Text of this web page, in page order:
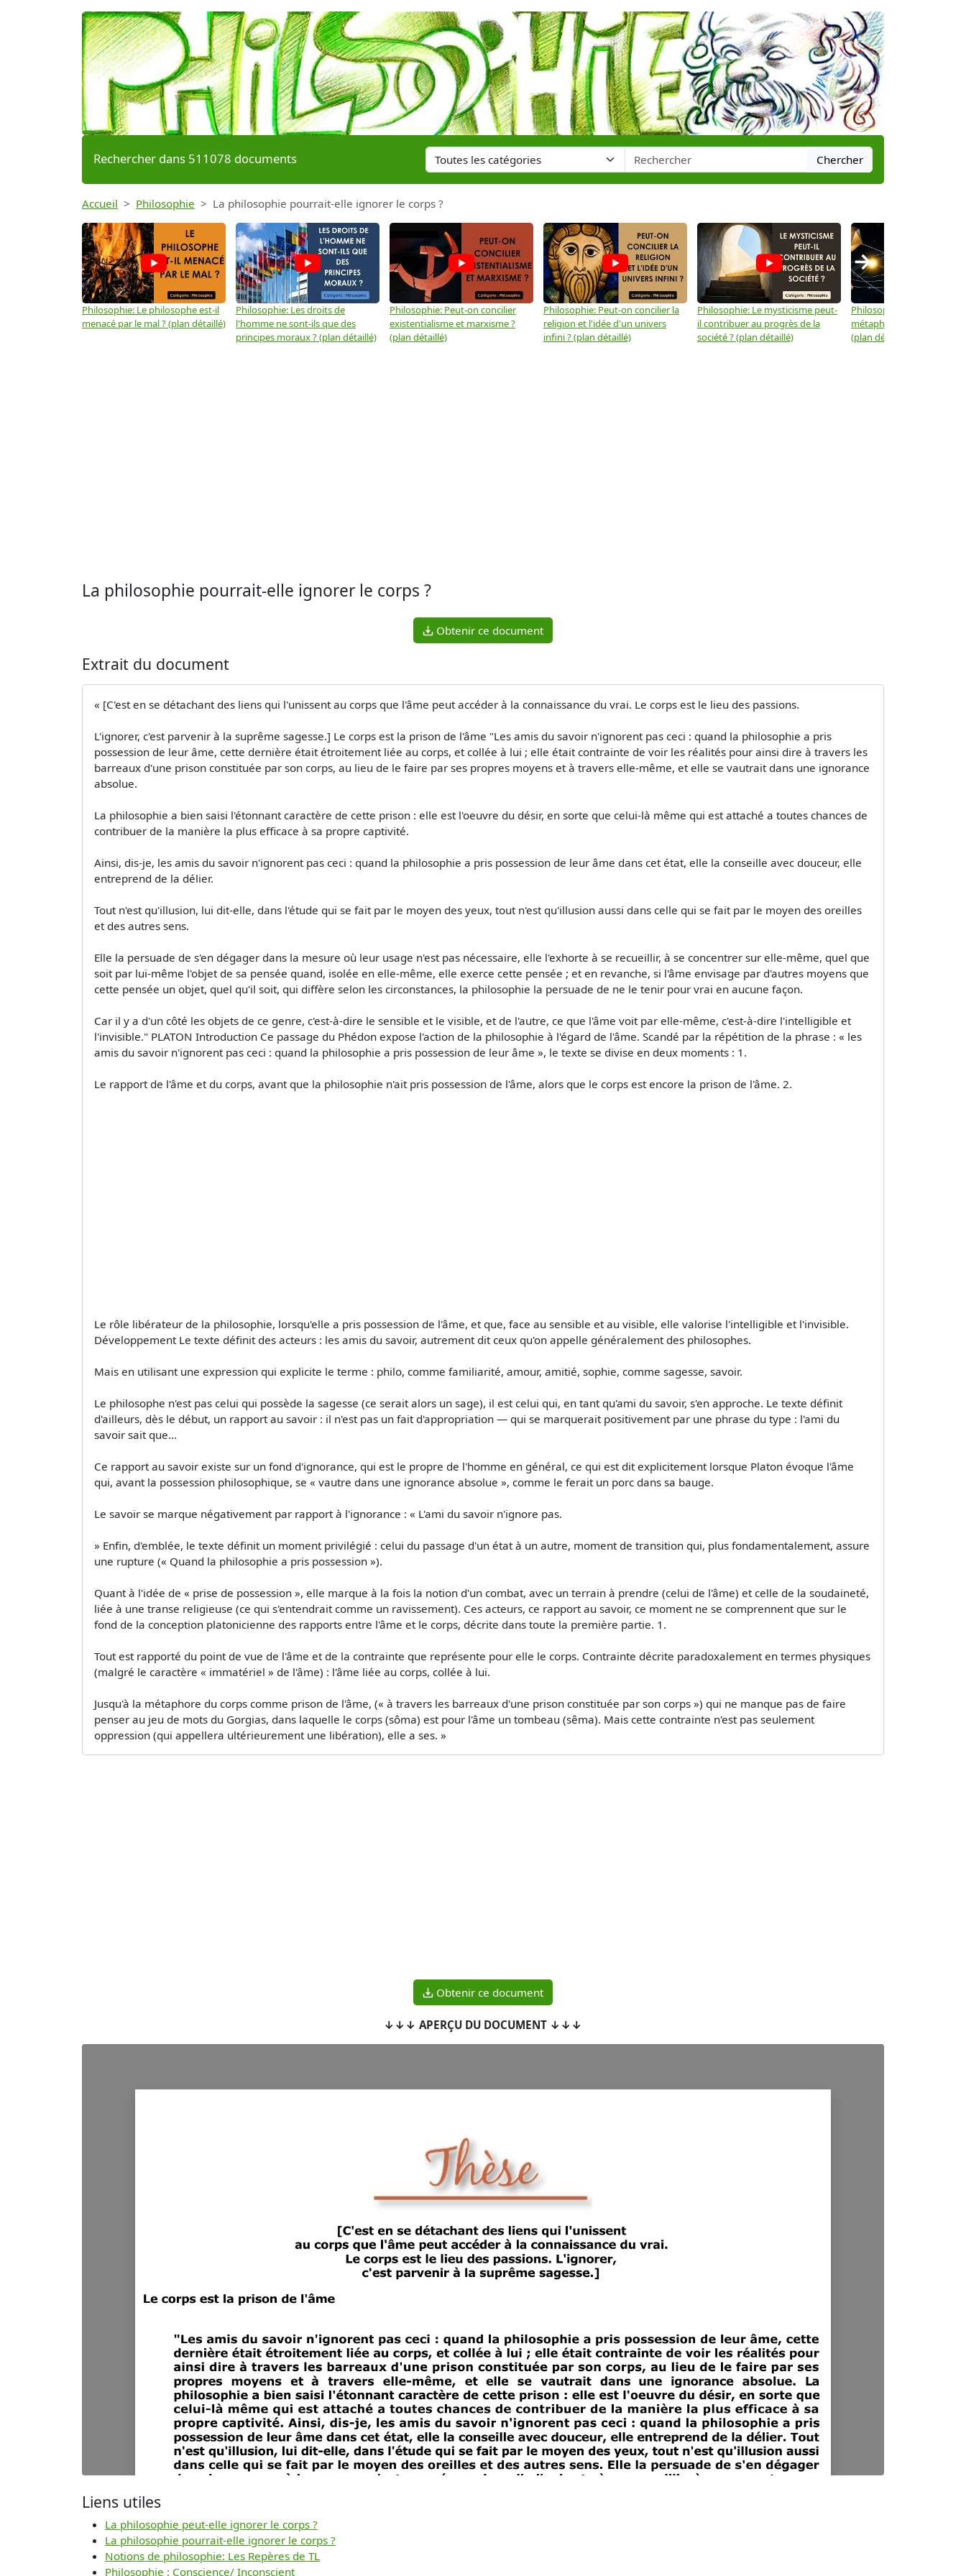
Rechercher dans 511078 documents Chercher
Accueil Philosophie La philosophie pourrait-elle ignorer le corps ?
Philosophie: Le philosophe est-il
menacé par le mal ? (plan détaillé)
Philosophie: Les droits de
l'homme ne sont-ils que des
principes moraux ? (plan détaillé)
Philosophie: Peut-on concilier
existentialisme et marxisme ?
(plan détaillé)
Philosophie: Peut-on concilier la
religion et l'idée d'un univers
infini ? (plan détaillé)
Philosophie: Le mysticisme peut-
il contribuer au progrès de la
société ? (plan détaillé)
Philosophie: Peut-on lier la
métaphysique à la
(plan détaillé)
→
La philosophie pourrait-elle ignorer le corps ?
Obtenir ce document
Extrait du document
« [C'est en se détachant des liens qui l'unissent au corps que l'âme peut accéder à la connaissance du vrai. Le corps est le lieu des passions.
L'ignorer, c'est parvenir à la suprême sagesse.] Le corps est la prison de l'âme "Les amis du savoir n'ignorent pas ceci : quand la philosophie a pris
possession de leur âme, cette dernière était étroitement liée au corps, et collée à lui ; elle était contrainte de voir les réalités pour ainsi dire à travers les
barreaux d'une prison constituée par son corps, au lieu de le faire par ses propres moyens et à travers elle-même, et elle se vautrait dans une ignorance
absolue.
La philosophie a bien saisi l'étonnant caractère de cette prison : elle est l'oeuvre du désir, en sorte que celui-là même qui est attaché a toutes chances de
contribuer de la manière la plus efficace à sa propre captivité.
Ainsi, dis-je, les amis du savoir n'ignorent pas ceci : quand la philosophie a pris possession de leur âme dans cet état, elle la conseille avec douceur, elle
entreprend de la délier.
Tout n'est qu'illusion, lui dit-elle, dans l'étude qui se fait par le moyen des yeux, tout n'est qu'illusion aussi dans celle qui se fait par le moyen des oreilles
et des autres sens.
Elle la persuade de s'en dégager dans la mesure où leur usage n'est pas nécessaire, elle l'exhorte à se recueillir, à se concentrer sur elle-même, quel que
soit par lui-même l'objet de sa pensée quand, isolée en elle-même, elle exerce cette pensée ; et en revanche, si l'âme envisage par d'autres moyens que
cette pensée un objet, quel qu'il soit, qui diffère selon les circonstances, la philosophie la persuade de ne le tenir pour vrai en aucune façon.
Car il y a d'un côté les objets de ce genre, c'est-à-dire le sensible et le visible, et de l'autre, ce que l'âme voit par elle-même, c'est-à-dire l'intelligible et
l'invisible." PLATON Introduction Ce passage du Phédon expose l'action de la philosophie à l'égard de l'âme. Scandé par la répétition de la phrase : « les
amis du savoir n'ignorent pas ceci : quand la philosophie a pris possession de leur âme », le texte se divise en deux moments : 1.
Le rapport de l'âme et du corps, avant que la philosophie n'ait pris possession de l'âme, alors que le corps est encore la prison de l'âme. 2.
Le rôle libérateur de la philosophie, lorsqu'elle a pris possession de l'âme, et que, face au sensible et au visible, elle valorise l'intelligible et l'invisible.
Développement Le texte définit des acteurs : les amis du savoir, autrement dit ceux qu'on appelle généralement des philosophes.
Mais en utilisant une expression qui explicite le terme : philo, comme familiarité, amour, amitié, sophie, comme sagesse, savoir.
Le philosophe n'est pas celui qui possède la sagesse (ce serait alors un sage), il est celui qui, en tant qu'ami du savoir, s'en approche. Le texte définit
d'ailleurs, dès le début, un rapport au savoir : il n'est pas un fait d'appropriation — qui se marquerait positivement par une phrase du type : l'ami du
savoir sait que...
Ce rapport au savoir existe sur un fond d'ignorance, qui est le propre de l'homme en général, ce qui est dit explicitement lorsque Platon évoque l'âme
qui, avant la possession philosophique, se « vautre dans une ignorance absolue », comme le ferait un porc dans sa bauge.
Le savoir se marque négativement par rapport à l'ignorance : « L'ami du savoir n'ignore pas.
» Enfin, d'emblée, le texte définit un moment privilégié : celui du passage d'un état à un autre, moment de transition qui, plus fondamentalement, assure
une rupture (« Quand la philosophie a pris possession »).
Quant à l'idée de « prise de possession », elle marque à la fois la notion d'un combat, avec un terrain à prendre (celui de l'âme) et celle de la soudaineté,
liée à une transe religieuse (ce qui s'entendrait comme un ravissement). Ces acteurs, ce rapport au savoir, ce moment ne se comprennent que sur le
fond de la conception platonicienne des rapports entre l'âme et le corps, décrite dans toute la première partie. 1.
Tout est rapporté du point de vue de l'âme et de la contrainte que représente pour elle le corps. Contrainte décrite paradoxalement en termes physiques
(malgré le caractère « immatériel » de l'âme) : l'âme liée au corps, collée à lui.
Jusqu'à la métaphore du corps comme prison de l'âme, (« à travers les barreaux d'une prison constituée par son corps ») qui ne manque pas de faire
penser au jeu de mots du Gorgias, dans laquelle le corps (sôma) est pour l'âme un tombeau (sêma). Mais cette contrainte n'est pas seulement
oppression (qui appellera ultérieurement une libération), elle a ses. »
Obtenir ce document
↓↓↓ APERÇU DU DOCUMENT ↓↓↓
Liens utiles
La philosophie peut-elle ignorer le corps ?
La philosophie pourrait-elle ignorer le corps ?
Notions de philosophie: Les Repères de TL
Philosophie : Conscience/ Inconscient